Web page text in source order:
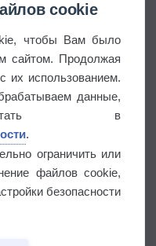
cookie
чтобы Вам было
сайтом. Продолжая
их использованием.
данные,
в
.
ограничить или
файлов cookie,
безопасности